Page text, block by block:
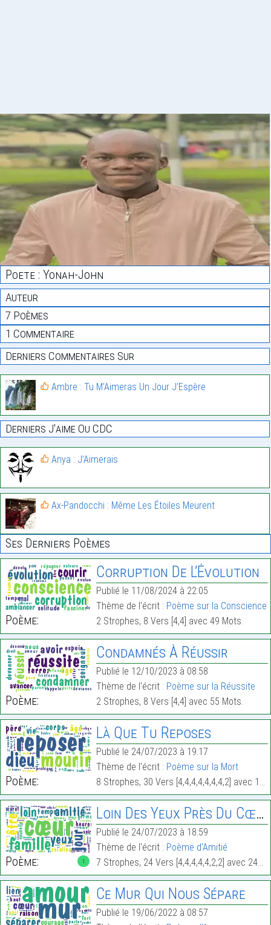
Poete : Yonah-John
Auteur
7 Poèmes
1 Commentaire
Derniers Commentaires Sur
Ambre : Tu M’Aimeras Un Jour J’Espère
Derniers J'aime Ou CDC
Anya : J’Aimerais
Ax-Pandocchi : Même Les Étoiles Meurent
Ses Derniers Poèmes
Poème:
Corruption De L’Évolution
Publié le 11/08/2024 à 22:05
Thème de l'écrit : Poème sur la Conscience
2 Strophes, 8 Vers [4,4] avec 49 Mots.
Poème:
Condamnés À Réussir
Publié le 12/10/2023 à 08:58
Thème de l'écrit : Poème sur la Réussite
2 Strophes, 8 Vers [4,4] avec 55 Mots.
Poème:
Là Que Tu Reposes
Publié le 24/07/2023 à 19:17
Thème de l'écrit : Poème sur la Mort
8 Strophes, 30 Vers [4,4,4,4,4,4,4,2] avec 169 Mots.
1
Poème:
Loin Des Yeux Près Du Cœur
Publié le 24/07/2023 à 18:59
Thème de l'écrit : Poème d'Amitié
7 Strophes, 24 Vers [4,4,4,4,4,2,2] avec 249 Mots.
Ce Mur Qui Nous Sépare
Publié le 19/06/2022 à 08:57